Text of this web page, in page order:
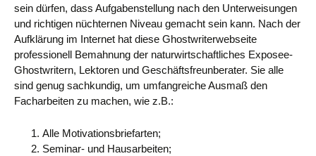
sein dürfen, dass Aufgabenstellung nach den Unterweisungen
und richtigen nüchternen Niveau gemacht sein kann. Nach der
Aufklärung im Internet hat diese Ghostwriterwebseite
professionell Bemahnung der naturwirtschaftliches Exposee-
Ghostwritern, Lektoren und Geschäftsfreunberater. Sie alle
sind genug sachkundig, um umfangreiche Ausmaß den
Facharbeiten zu machen, wie z.B.:
Alle Motivationsbriefarten;
Seminar- und Hausarbeiten;